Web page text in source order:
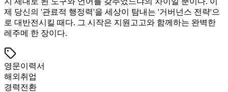
제 당신의 '관료적 행정력'을 세상이 탐내는 '거버넌스 전략'으
로 대반전시킬 때다. 그 시작은 지원고고와 함께하는 완벽한
레주메 한 장이다.
영문이력서
해외취업
경력전환